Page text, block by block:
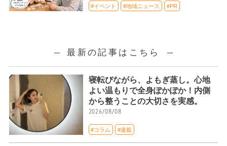
#イベント #地域ニュース #PR
最新の記事はこちら
寝転びながら、よもぎ蒸し。心地
よい温もりで全身ぽかぽか！内側
から整うことの大切さを実感。
2026/08/08
#コラム #連載